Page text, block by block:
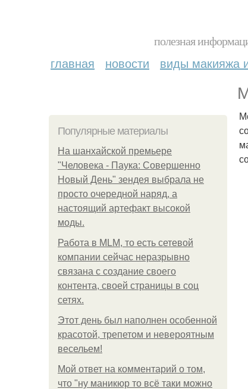
полезная
главная новости виды макияжа
Популярные материалы
На шанхайской премьере
"Человека - Паука: Совершенно
Новый День" зендея выбрала не
просто очередной наряд, а
настоящий артефакт высокой
моды.
Работа в MLM, то есть сетевой
компании сейчас неразрывно
связана с создание своего
контента, своей страницы в соц
сетях.
Этот день был наполнен особенной
красотой, трепетом и невероятным
весельем!
Мой ответ на комментарий о том,
что "ну маникюр то всё таки можно